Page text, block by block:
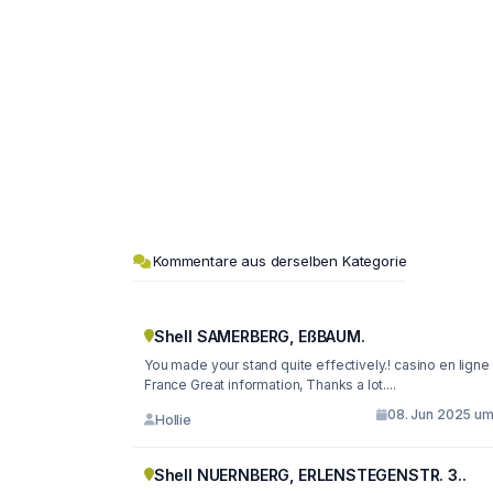
Kommentare aus derselben Kategorie
Shell SAMERBERG, EßBAUM.
You made your stand quite effectively.! casino en ligne
France Great information, Thanks a lot....
Hollie 08. Jun 2025 um
Shell NUERNBERG, ERLENSTEGENSTR. 3..